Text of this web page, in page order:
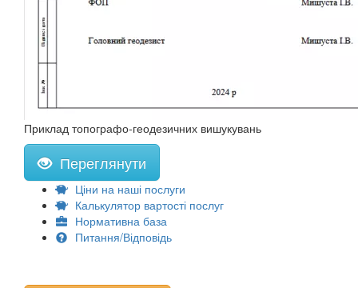
Приклад топографо-геодезичних вишукувань
Переглянути
Ціни на наші послуги
Калькулятор вартості послуг
Нормативна база
Питання/Відповідь